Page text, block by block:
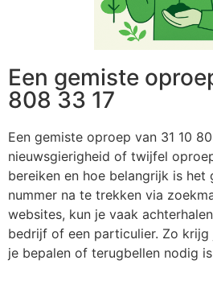
Een gemiste
808 33 17
Een gemiste oproep van 31 10
nieuwsgierigheid of twijfel
bereiken en hoe belangrijk is het
nummer na te trekken via
websites, kun je vaak
bedrijf of een particulier. Zo
je bepalen of terugbellen nodig